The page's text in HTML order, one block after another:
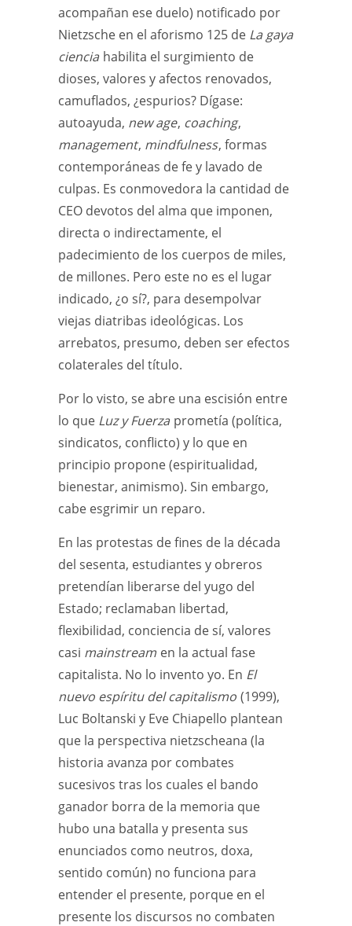
acompañan ese duelo) notificado por
Nietzsche en el aforismo 125 de La gaya
ciencia habilita el surgimiento de
dioses, valores y afectos renovados,
camuflados, ¿espurios? Dígase:
autoayuda, new age, coaching,
management, mindfulness, formas
contemporáneas de fe y lavado de
culpas. Es conmovedora la cantidad de
CEO devotos del alma que imponen,
directa o indirectamente, el
padecimiento de los cuerpos de miles,
de millones. Pero este no es el lugar
indicado, ¿o sí?, para desempolvar
viejas diatribas ideológicas. Los
arrebatos, presumo, deben ser efectos
colaterales del título.
Por lo visto, se abre una escisión entre
lo que Luz y Fuerza prometía (política,
sindicatos, conflicto) y lo que en
principio propone (espiritualidad,
bienestar, animismo). Sin embargo,
cabe esgrimir un reparo.
En las protestas de fines de la década
del sesenta, estudiantes y obreros
pretendían liberarse del yugo del
Estado; reclamaban libertad,
flexibilidad, conciencia de sí, valores
casi mainstream en la actual fase
capitalista. No lo invento yo. En El
nuevo espíritu del capitalismo (1999),
Luc Boltanski y Eve Chiapello plantean
que la perspectiva nietzscheana (la
historia avanza por combates
sucesivos tras los cuales el bando
ganador borra de la memoria que
hubo una batalla y presenta sus
enunciados como neutros, doxa,
sentido común) no funciona para
entender el presente, porque en el
presente los discursos no combaten